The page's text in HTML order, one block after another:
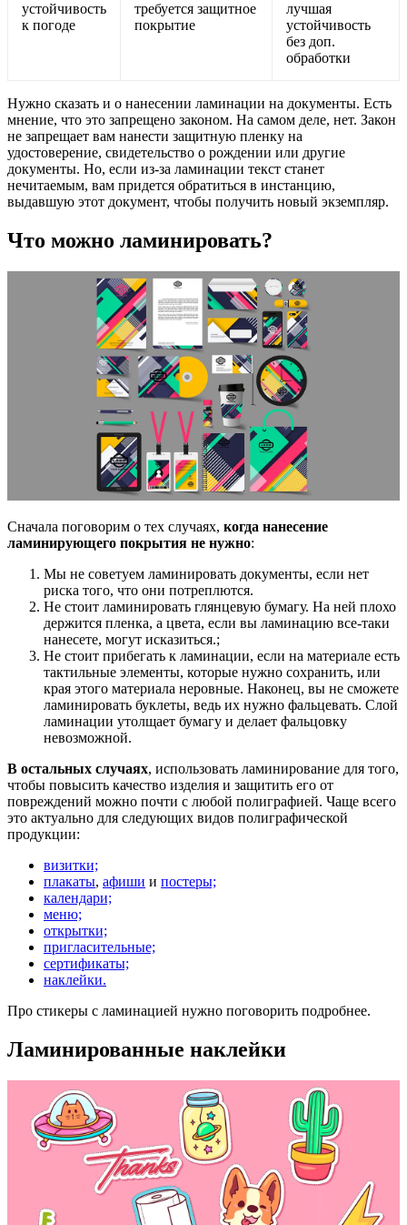
устойчивость
к погоде
требуется защитное
покрытие
лучшая
устойчивость
без доп.
обработки
Нужно сказать и о нанесении ламинации на документы. Есть
мнение, что это запрещено законом. На самом деле, нет. Закон
не запрещает вам нанести защитную пленку на
удостоверение, свидетельство о рождении или другие
документы. Но, если из-за ламинации текст станет
нечитаемым, вам придется обратиться в инстанцию,
выдавшую этот документ, чтобы получить новый экземпляр.
Что можно ламинировать?
Сначала поговорим о тех случаях, когда нанесение
ламинирующего покрытия не нужно:
Мы не советуем ламинировать документы, если нет
риска того, что они потреплются.
Не стоит ламинировать глянцевую бумагу. На ней плохо
держится пленка, а цвета, если вы ламинацию все-таки
нанесете, могут исказиться.;
Не стоит прибегать к ламинации, если на материале есть
тактильные элементы, которые нужно сохранить, или
края этого материала неровные. Наконец, вы не сможете
ламинировать буклеты, ведь их нужно фальцевать. Слой
ламинации утолщает бумагу и делает фальцовку
невозможной.
В остальных случаях, использовать ламинирование для того,
чтобы повысить качество изделия и защитить его от
повреждений можно почти с любой полиграфией. Чаще всего
это актуально для следующих видов полиграфической
продукции:
визитки;
плакаты, афиши и постеры;
календари;
меню;
открытки;
пригласительные;
сертификаты;
наклейки.
Про стикеры с ламинацией нужно поговорить подробнее.
Ламинированные наклейки